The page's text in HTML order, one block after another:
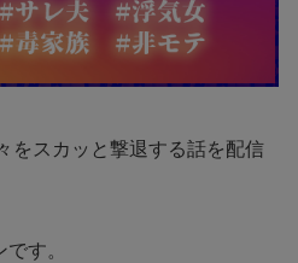
をスカッと撃退する話を配信
す。